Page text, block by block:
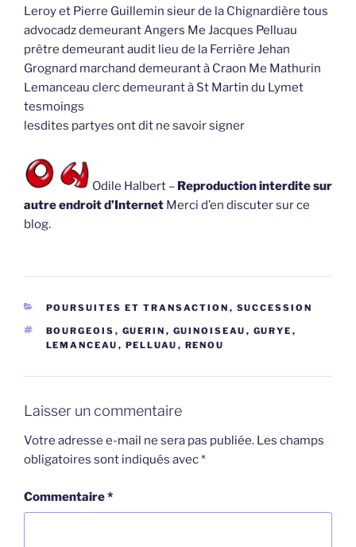
Leroy et Pierre Guillemin sieur de la Chignardière tous
advocadz demeurant Angers Me Jacques Pelluau
prêtre demeurant audit lieu de la Ferrière Jehan
Grognard marchand demeurant à Craon Me Mathurin
Lemanceau clerc demeurant à St Martin du Lymet
tesmoings
lesdites partyes ont dit ne savoir signer
Odile Halbert – Reproduction interdite sur
autre endroit d’Internet Merci d’en discuter sur ce
blog.
CATÉGORIES
POURSUITES ET TRANSACTION , SUCCESSION
ÉTIQUETTES
BOURGEOIS , GUERIN , GUINOISEAU , GURYE ,
LEMANCEAU , PELLUAU , RENOU
Laisser un commentaire
Votre adresse e-mail ne sera pas publiée. Les champs
obligatoires sont indiqués avec*
Commentaire*